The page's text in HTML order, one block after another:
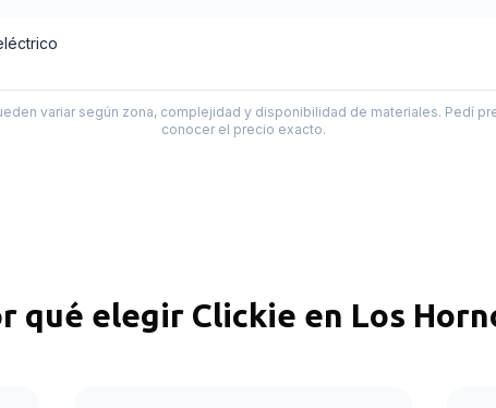
variar según zona, complejidad y disponibilidad de materiales. Pedí
conocer el precio exacto.
qué elegir Clickie en Los